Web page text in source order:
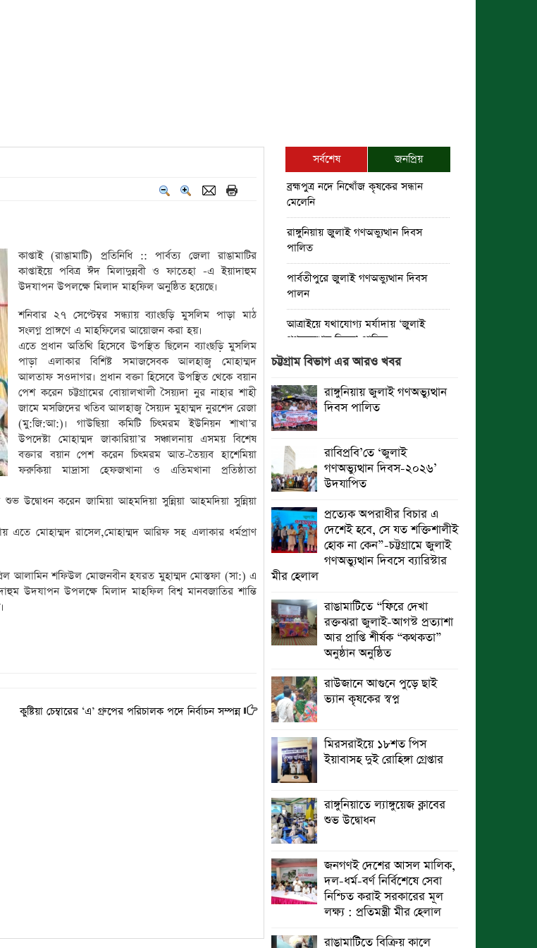
কাপ্তাই (রাঙামাটি) প্রতিনিধি :: পার্বত্য জেলা রাঙামাটির
কাপ্তাইয়ে পবিত্র ঈদ মিলাদুন্নবী ও ফাতেহা -এ ইয়াদাহুম
উদযাপন উপলক্ষে মিলাদ মাহফিল অনুষ্ঠিত হয়েছে।
শনিবার ২৭ সেপ্টেম্বর সন্ধ্যায় ব্যাংছড়ি মুসলিম পাড়া মাঠ
সংলগ্ন প্রাঙ্গণে এ মাহফিলের আয়োজন করা হয়।
এতে প্রধান অতিথি হিসেবে উপস্থিত ছিলেন ব্যাংছড়ি মুসলিম
পাড়া এলাকার বিশিষ্ট সমাজসেবক আলহাজ্ব মোহাম্মদ
আলতাফ সওদাগর। প্রধান বক্তা হিসেবে উপস্থিত থেকে বয়ান
পেশ করেন চট্টগ্রামের বোয়ালখালী সৈয়্যদা নুর নাহার শাহী
জামে মসজিদের খতিব আলহাজ্ব সৈয়্যদ মুহাম্মদ নুরশেদ রেজা
(মু:জি:আ:)। গাউছিয়া কমিটি চিৎমরম ইউনিয়ন শাখা’র
উপদেষ্টা মোহাম্মদ জাকারিয়া’র সঞ্চালনায় এসময় বিশেষ
বক্তার বয়ান পেশ করেন চিৎমরম আত-তৈয়্যব হাশেমিয়া
ফরুকিয়া মাদ্রাসা হেফজখানা ও এতিমখানা প্রতিষ্ঠাতা
করেন জামিয়া আহমদিয়া সুন্নিয়া আহমদিয়া সুন্নিয়া
মোহাম্মদ রাসেল,মোহাম্মদ আরিফ সহ এলাকার ধর্মপ্রাণ
আলামিন শফিউল মোজনবীন হযরত মুহাম্মদ মোস্তফা (সা:) এ
উদযাপন উপলক্ষে মিলাদ মাহফিল বিশ্ব মানবজাতির শান্তি
কুষ্টিয়া চেম্বারের ‘এ’ গ্রুপের পরিচালক পদে নির্বাচন সম্পন্ন
সর্বশেষ
জনপ্রিয়
ব্রহ্মপুত্র নদে নিখোঁজ কৃষকের সন্ধান
মেলেনি
রাঙ্গুনিয়ায় জুলাই গণঅভ্যুত্থান দিবস
পালিত
পার্বতীপুরে জুলাই গণঅভ্যুত্থান দিবস
পালন
আত্রাইয়ে যথাযোগ্য মর্যাদায় ‘জুলাই
গণঅভ্যুত্থান দিবস’ পালিত
ঝালকাঠিতে জুলাই গণঅভ্যুত্থান দিবস
পালিত
রাবিপ্রবি’তে ‘জুলাই গণঅভ্যুত্থান
দিবস-২০২৬’ উদযাপিত
প্রত্যেক অপরাধীর বিচার এ দেশেই হবে,
সে যত শক্তিশালীই হোক না কেন”-
চট্টগ্রামে জুলাই গণঅভ্যুত্থান দিবসে
ব্যারিস্টার মীর হেলাল
গণঅভ্যুত্থানের অর্জন আজ রাজনৈতিক
মাফিয়া ও দুর্বৃত্তায়নের খপ্পরে : আবু হাসান
টিপু
রাঙামাটিতে “ফিরে দেখা রক্তঝরা জুলাই-
আগস্ট প্রত্যাশা আর প্রাপ্তি শীর্ষক
“কথকতা” অনুষ্ঠান অনুষ্ঠিত
ছুটির রাতে খোলা ভূমি অফিস, ভেতরে
তহশিলদার
চট্টগ্রাম বিভাগ এর আরও খবর
রাঙ্গুনিয়ায় জুলাই গণঅভ্যুত্থান
দিবস পালিত
রাবিপ্রবি’তে ‘জুলাই
গণঅভ্যুত্থান দিবস-২০২৬’
উদযাপিত
প্রত্যেক অপরাধীর বিচার এ
দেশেই হবে, সে যত শক্তিশালীই
হোক না কেন”-চট্টগ্রামে জুলাই
গণঅভ্যুত্থান দিবসে ব্যারিস্টার
মীর হেলাল
রাঙামাটিতে “ফিরে দেখা
রক্তঝরা জুলাই-আগস্ট প্রত্যাশা
আর প্রাপ্তি শীর্ষক “কথকতা”
অনুষ্ঠান অনুষ্ঠিত
রাউজানে আগুনে পুড়ে ছাই
ভ্যান কৃষকের স্বপ্ন
মিরসরাইয়ে ১৮শত পিস
ইয়াবাসহ দুই রোহিঙ্গা গ্রেপ্তার
রাঙ্গুনিয়াতে ল্যাঙ্গুয়েজ ক্লাবের
শুভ উদ্বোধন
জনগণই দেশের আসল মালিক,
দল-ধর্ম-বর্ণ নির্বিশেষে সেবা
নিশ্চিত করাই সরকারের মূল
লক্ষ্য : প্রতিমন্ত্রী মীর হেলাল
রাঙামাটিতে বিক্রিয় কালে